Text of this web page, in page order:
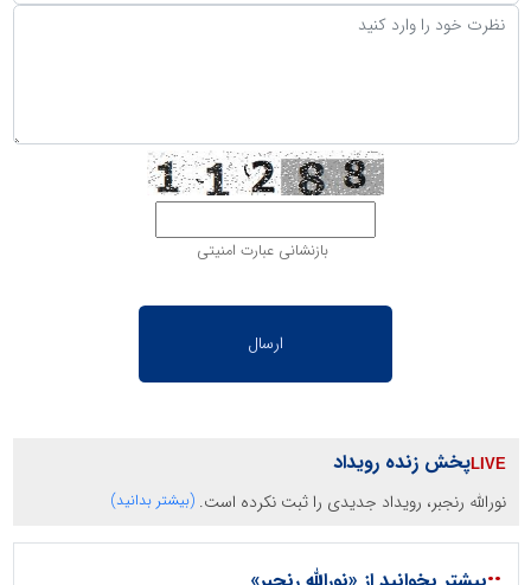
بازنشانی عبارت امنیتی
پخش زنده رویداد
نورالله رنجبر، رویداد جدیدی را ثبت نکرده است. (بیشتر بدانید)